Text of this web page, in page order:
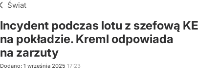
Świat
Incydent podczas lotu z szefową KE
na pokładzie. Kreml odpowiada
na zarzuty
Dodano: 1 września 2025 17:23